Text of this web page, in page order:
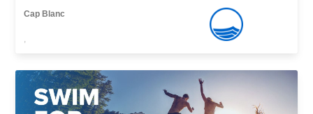
Cap Blanc
,